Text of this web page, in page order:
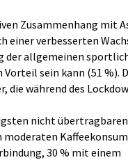
Zusammenhang mit
einer verbesserten
der allgemeinen
sein kann (51 %).
die während des
nicht übertragbaren
moderaten
30 % mit einem